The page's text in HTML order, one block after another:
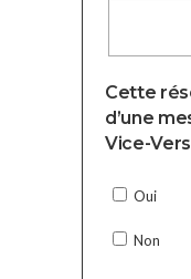
Cette
d’une
Vice-
Oui
Non